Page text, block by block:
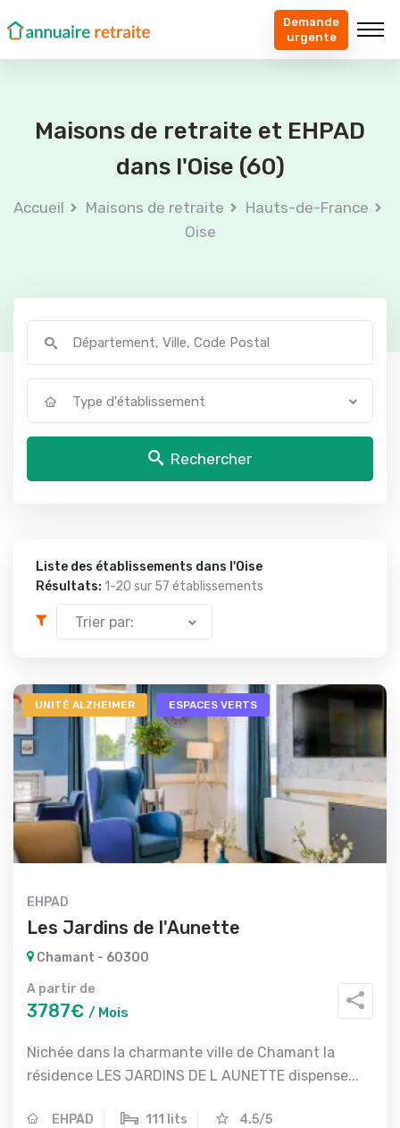
Demande
urgente
Maisons de retraite et EHPAD
dans l'Oise (60)
Accueil Maisons de retraite
Hauts-de-France
Oise
Type d'établissement
Rechercher
Liste des établissements dans l'Oise
Résultats: 1-20 sur 57 établissements
Trier par:
UNITÉ ALZHEIMER ESPACES VERTS
EHPAD
Les Jardins de l'Aunette
Chamant - 60300
A partir de
3787€ / Mois
Nichée dans la charmante ville de Chamant la
résidence LES JARDINS DE L AUNETTE dispense...
EHPAD 111 lits 4.5/5